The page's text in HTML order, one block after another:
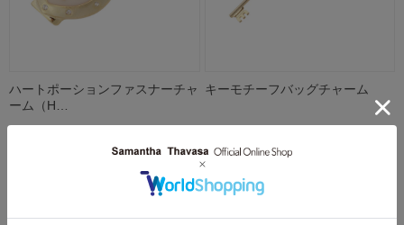
ハートポーションファスナーチャ
ーム（H…
キーモチーフバッグチャーム